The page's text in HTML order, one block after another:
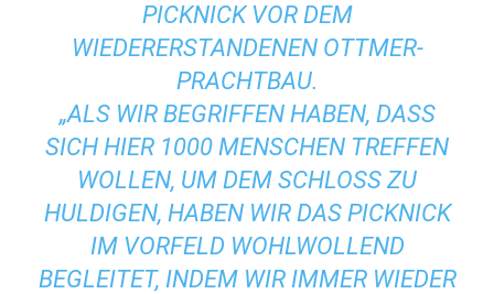
PICKNICK VOR DEM
WIEDERERSTANDENEN OTTMER-
PRACHTBAU.
„ALS WIR BEGRIFFEN HABEN, DASS
SICH HIER 1000 MENSCHEN TREFFEN
WOLLEN, UM DEM SCHLOSS ZU
HULDIGEN, HABEN WIR DAS PICKNICK
IM VORFELD WOHLWOLLEND
BEGLEITET, INDEM WIR IMMER WIEDER